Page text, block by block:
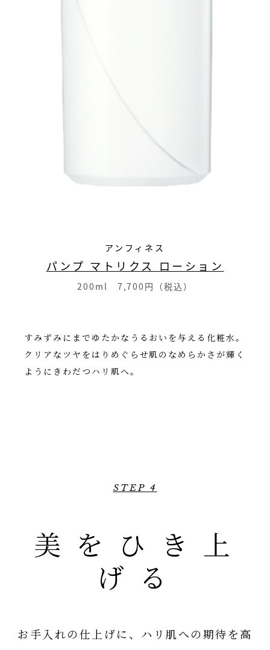
アンフィネス
パンプ マトリクス ローション
200ml 7,700円（税込）
すみずみにまでゆたかなうるおいを与える化粧水。
クリアなツヤをはりめぐらせ肌のなめらかさが輝く
ようにきわだつハリ肌へ。
STEP 4
美をひき上
げる
お手入れの仕上げに、ハリ肌への期待を高